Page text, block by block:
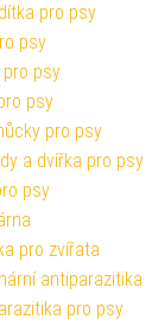
pro psy
psy
psy
psy
pro psy
a dvířka pro psy
psy
pro zvířata
antiparazitika
pro psy